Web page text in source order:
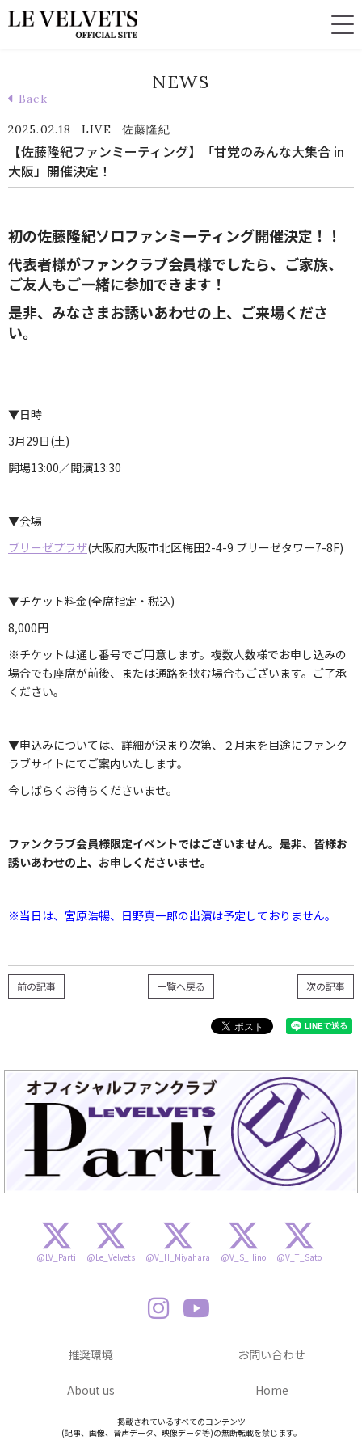
NEWS
Back
2025.02.18 LIVE 佐藤隆紀
【佐藤隆紀ファンミーティング】「甘党のみんな大集合 in
大阪」開催決定！
初の佐藤隆紀ソロファンミーティング開催決定！！
代表者様がファンクラブ会員様でしたら、ご家族、
ご友人もご一緒に参加できます！
是非、みなさまお誘いあわせの上、ご来場くださ
い。
▼日時
3月29日(土)
開場13:00／開演13:30
▼会場
ブリーゼプラザ(大阪府大阪市北区梅田2-4-9 ブリーゼタワー7-8F)
▼チケット料金(全席指定・税込)
8,000円
※チケットは通し番号でご用意します。複数人数様でお申し込みの
場合でも座席が前後、または通路を挟む場合もございます。ご了承
ください。
▼申込みについては、詳細が決まり次第、２月末を目途にファンク
ラブサイトにてご案内いたします。
今しばらくお待ちくださいませ。
ファンクラブ会員様限定イベントではございません。是非、皆様お
誘いあわせの上、お申しくださいませ。
※当日は、宮原浩暢、日野真一郎の出演は予定しておりません。
次の記事
一覧へ戻る
前の記事
@LV_Parti @Le_Velvets @V_H_Miyahara @V_S_Hino @V_T_Sato
推奨環境 お問い合わせ
About us Home
掲載されているすべてのコンテンツ
(記事、画像、音声データ、映像データ等)の無断転載を禁じます。